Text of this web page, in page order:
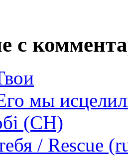
с
мы
(СН)
/ Rescue